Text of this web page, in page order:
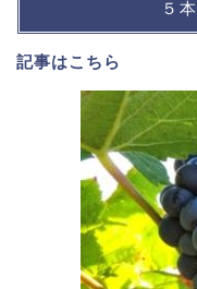
５
記事はこちら